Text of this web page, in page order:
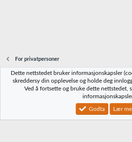
For privatpersoner
Norbrygg-default
Vilkår og regler
Community platform by XenForo® © 2010-2023
Dette nettstedet bruker informasjonskapsler
skreddersy din opplevelse og holde deg
Ved å fortsette og bruke dette nettstedet,
Godta Lær